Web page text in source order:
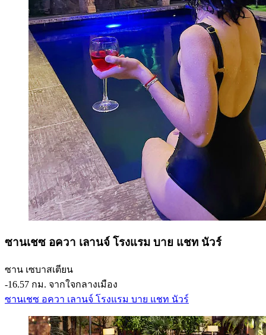
ซานเชซ อควา เลานจ์ โรงแรม บาย แชท นัวร์
ซาน เซบาสเตียน
‐16.57 กม. จากใจกลางเมือง
ซานเชซ อควา เลานจ์ โรงแรม บาย แชท นัวร์